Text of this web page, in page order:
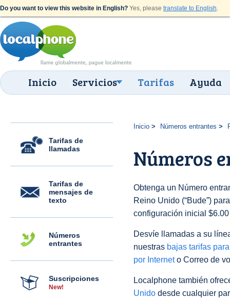
Do you want to view this website in English? Yes, please translate to English.
Inicio Servicios Tarifas Ayuda
Tarifas de
llamadas
Tarifas de
mensajes de
texto
Números
entrantes
Suscripciones
New!
Inicio Números entrantes
Números
Obtenga un Número
Reino Unido (“Bude”)
configuración inicial
Desvíe llamadas a su
nuestras bajas tarifas
por Interneto Correo de
Localphone también
Unido desde cualquier